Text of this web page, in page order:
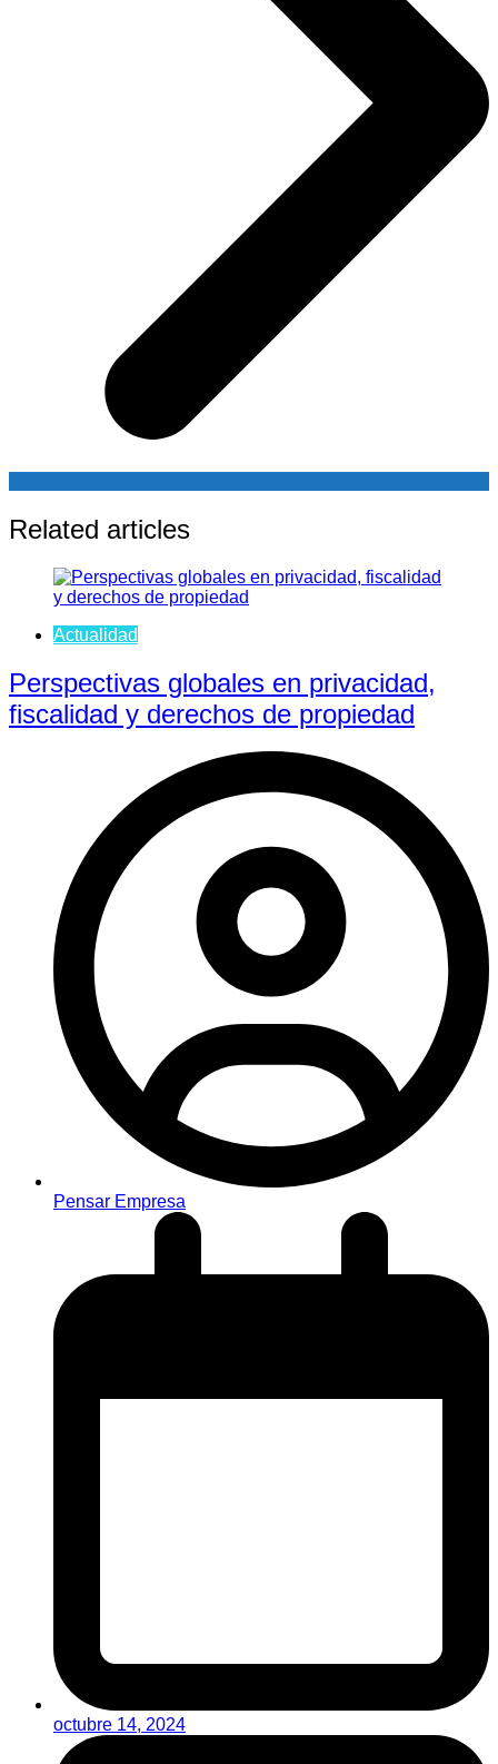
Related articles
Actualidad
Perspectivas globales en privacidad,
fiscalidad y derechos de propiedad
Pensar Empresa
octubre 14, 2024